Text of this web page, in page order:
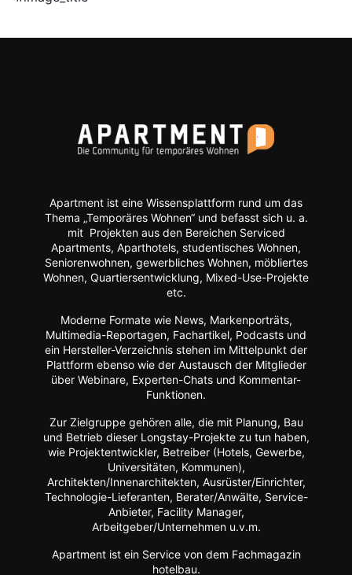
Apartment ist eine Wissensplattform rund um das
Thema „Temporäres Wohnen“ und befasst sich u. a.
mit Projekten aus den Bereichen Serviced
Apartments, Aparthotels, studentisches Wohnen,
Seniorenwohnen, gewerbliches Wohnen, möbliertes
Wohnen, Quartiersentwicklung, Mixed-Use-Projekte
etc.
Moderne Formate wie News, Markenporträts,
Multimedia-Reportagen, Fachartikel, Podcasts und
ein Hersteller-Verzeichnis stehen im Mittelpunkt der
Plattform ebenso wie der Austausch der Mitglieder
über Webinare, Experten-Chats und Kommentar-
Funktionen.
Zur Zielgruppe gehören alle, die mit Planung, Bau
und Betrieb dieser Longstay-Projekte zu tun haben,
wie Projektentwickler, Betreiber (Hotels, Gewerbe,
Universitäten, Kommunen),
Architekten/Innenarchitekten, Ausrüster/Einrichter,
Technologie-Lieferanten, Berater/Anwälte, Service-
Anbieter, Facility Manager,
Arbeitgeber/Unternehmen u.v.m.
Apartment ist ein Service von dem Fachmagazin
hotelbau.